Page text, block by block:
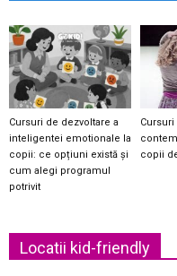
Cursuri de dezvoltare a
inteligentei emotionale la
copii: ce opțiuni există și
cum alegi programul
potrivit
copii
Locatii kid-friendly